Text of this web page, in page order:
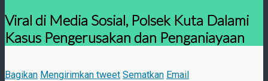
Viral di Media Sosial, Polsek Kuta Dalami
Kasus Pengerusakan dan Penganiayaan
Bagikan Mengirimkan tweet Sematkan Email